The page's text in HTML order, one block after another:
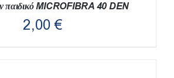
παιδικό MICROFIBRA 40 DEN
2,00€